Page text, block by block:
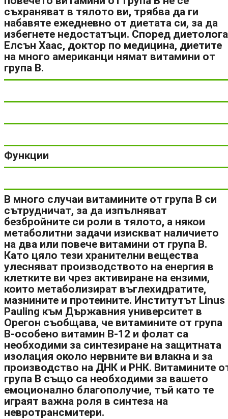
съхраняват в тялото ви, трябва да ги
набавяте ежедневно от диетата си, за да
избегнете недостатъци. Според диетолога
Елсън Хаас, доктор по медицина, диетите
на много американци нямат витамини от
група В.
Функции
В много случаи витамините от група В си
сътрудничат, за да изпълняват
безбройните си роли в тялото, а някои
метаболитни задачи изискват наличието
на два или повече витамини от група В.
Като цяло тези хранителни вещества
улесняват производството на енергия в
клетките ви чрез активиране на ензими,
които метаболизират въглехидратите,
мазнините и протеините. Институтът Linus
Pauling към Държавния университет в
Орегон съобщава, че витамините от група
В-особено витамин В-12 и фолат са
необходими за синтезиране на защитната
изолация около нервните ви влакна и за
производство на ДНК и РНК. Витамините
група В също са необходими за вашето
емоционално благополучие, тъй като те
играят важна роля в синтеза на
невротрансмитери.